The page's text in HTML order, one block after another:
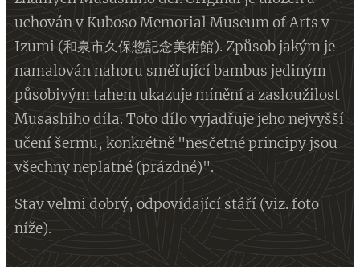
uchován v Kuboso Memorial Museum of Arts v
Izumi (和泉市久保惣記念美術館). Způsob jakým je
namalován nahoru směřující bambus jediným
působivým tahem ukazuje mínění a zasloužilost
Musashiho díla. Toto dílo vyjadřuje jeho nejvyšší
učení šermu, konkrétně "nesčetné principy jsou
všechny neplatné (prázdné)".
Stav velmi dobrý, odpovídající stáří (viz. foto
níže).